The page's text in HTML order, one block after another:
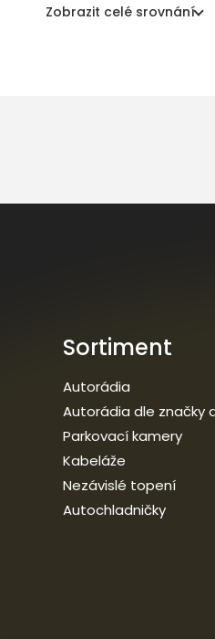
Zobrazit celé srovnání
Sortiment
Autorádia
Autorádia dle značky
Parkovací kamery
Kabeláže
Nezávislé topení
Autochladničky